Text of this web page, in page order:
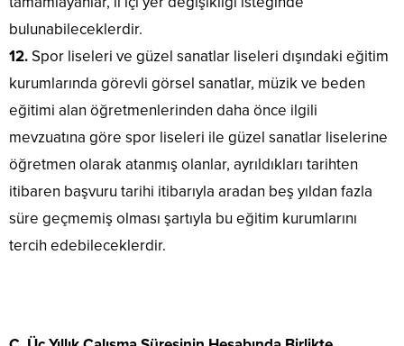
bulunabileceklerdir.
12.Spor liseleri ve güzel sanatlar liseleri dışındaki eğitim
kurumlarında görevli görsel sanatlar, müzik ve beden
eğitimi alan öğretmenlerinden daha önce ilgili
mevzuatına göre spor liseleri ile güzel sanatlar liselerine
öğretmen olarak atanmış olanlar, ayrıldıkları tarihten
itibaren başvuru tarihi itibarıyla aradan beş yıldan fazla
süre geçmemiş olması şartıyla bu eğitim kurumlarını
tercih edebileceklerdir.